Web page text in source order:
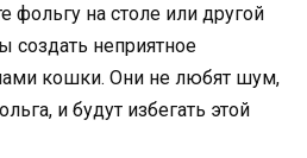
фольгу на столе или другой
создать неприятное
кошки. Они не любят шум,
и будут избегать этой